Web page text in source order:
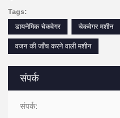
संपर्क
संपर्क:
Tags:
डायनेमिक चेकवेगर
चेकवेगर मशीन
वजन की जाँच करने वाली मशीन